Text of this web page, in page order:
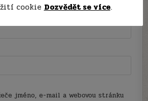
jméno, e-mail a webovou stránku
cookie Dozvědět se více.